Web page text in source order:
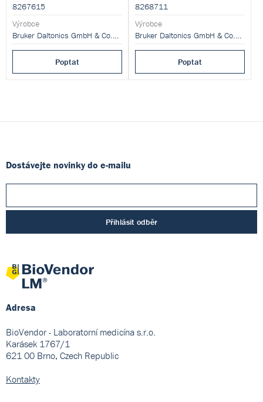
8267615
Výrobce
Bruker Daltonics GmbH & Co.KG
Poptat
8268711
Výrobce
Bruker Daltonics GmbH & Co.KG
Poptat
Dostávejte novinky do e-mailu
Přihlásit odběr
Adresa
BioVendor - Laboratorní medicína s.r.o.
Karásek 1767/1
621 00 Brno, Czech Republic
Kontakty